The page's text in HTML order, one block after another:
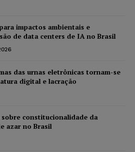
impactos ambientais e
de data centers de IA no Brasil
das urnas eletrônicas tornam-se
digital e lacração
constitucionalidade da
azar no Brasil